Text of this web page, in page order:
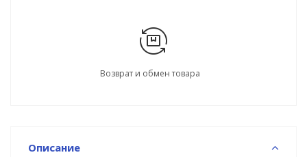
Возврат и обмен товара
Описание